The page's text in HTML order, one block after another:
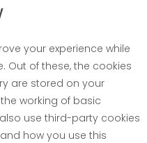
your experience while
Out of these, the cookies
are stored on your
working of basic
use third-party cookies
how you use this